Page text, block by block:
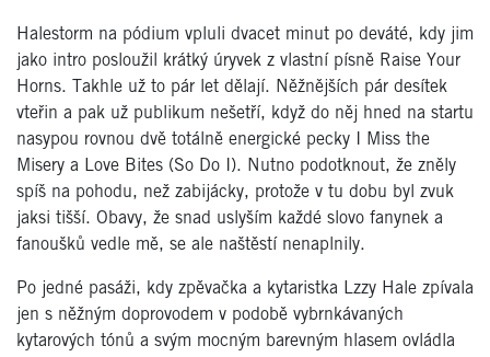
Halestorm na pódium vpluli dvacet minut po deváté, kdy jim
jako intro posloužil krátký úryvek z vlastní písně Raise Your
Horns. Takhle už to pár let dělají. Něžnějších pár desítek
vteřin a pak už publikum nešetří, když do něj hned na startu
nasypou rovnou dvě totálně energické pecky I Miss the
Misery a Love Bites (So Do I). Nutno podotknout, že zněly
spíš na pohodu, než zabijácky, protože v tu dobu byl zvuk
jaksi tišší. Obavy, že snad uslyším každé slovo fanynek a
fanoušků vedle mě, se ale naštěstí nenaplnily.
Po jedné pasáži, kdy zpěvačka a kytaristka Lzzy Hale zpívala
jen s něžným doprovodem v podobě vybrnkávaných
kytarových tónů a svým mocným barevným hlasem ovládla